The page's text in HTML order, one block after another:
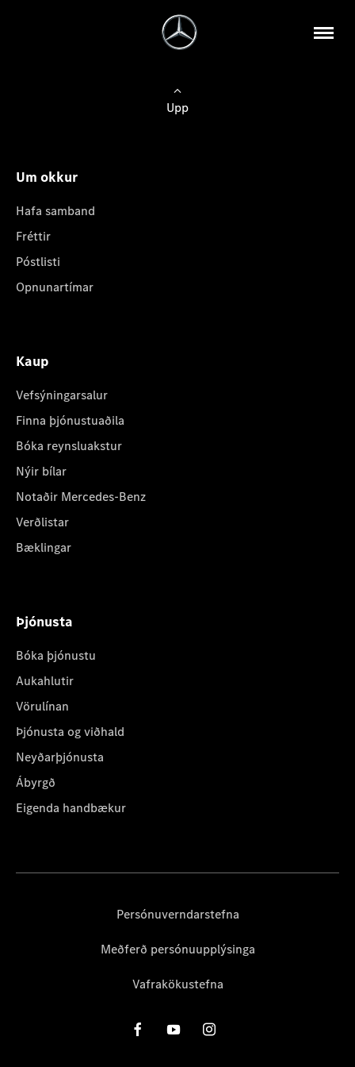
Upp
Um okkur
Hafa samband
Fréttir
Póstlisti
Opnunartímar
Kaup
Vefsýningarsalur
Finna þjónustuaðila
Bóka reynsluakstur
Nýir bílar
Notaðir Mercedes-Benz
Verðlistar
Bæklingar
Þjónusta
Bóka þjónustu
Aukahlutir
Vörulínan
Þjónusta og viðhald
Neyðarþjónusta
Ábyrgð
Eigenda handbækur
Persónuverndarstefna
Meðferð persónuupplýsinga
Vafrakökustefna